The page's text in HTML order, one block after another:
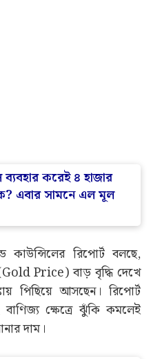
ব্যবহার করেই ৪ হাজার
এবার সামনে এল মূল
কাউন্সিলের রিপোর্ট বলছে,
Price) বাড় বৃদ্ধি দেখে
পিছিয়ে আসছেন। রিপোর্ট
ক্ষেত্রে ঝুঁকি কমলেই
দাম।